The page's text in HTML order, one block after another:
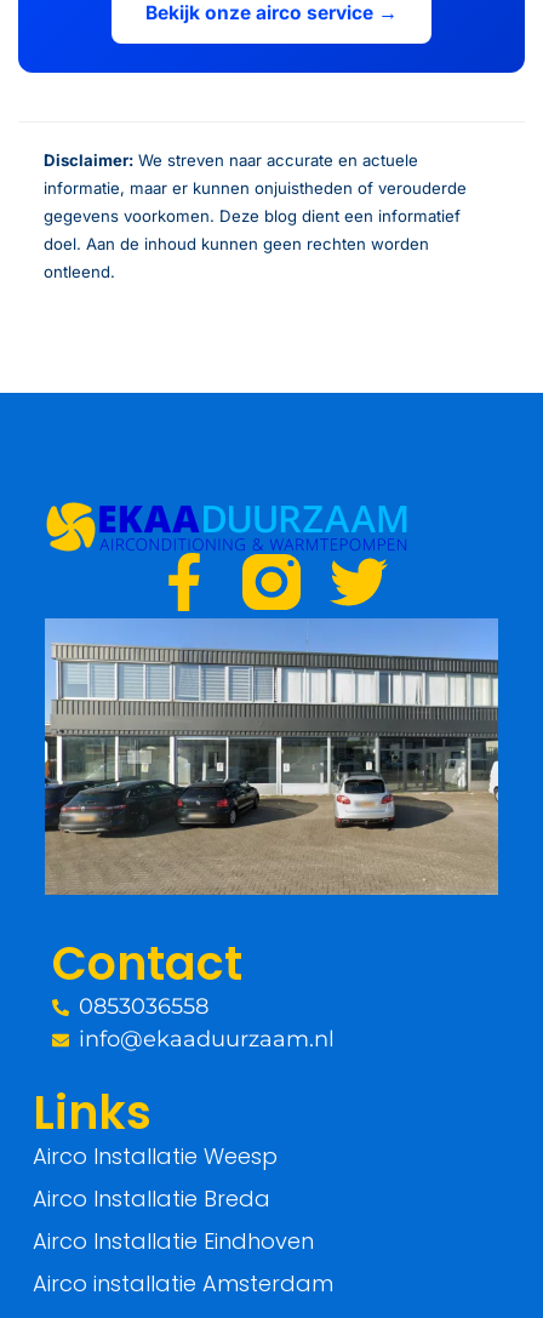
Bekijk onze airco service →
Disclaimer: We streven naar accurate en actuele
informatie, maar er kunnen onjuistheden of verouderde
gegevens voorkomen. Deze blog dient een informatief
doel. Aan de inhoud kunnen geen rechten worden
ontleend.
F
a
c
e
b
o
k
-
T
w
i
t
t
e
Contact
0853036558
info@ekaaduurzaam.nl
Links
Airco Installatie Weesp
Airco Installatie Breda
Airco Installatie Eindhoven
Airco installatie Amsterdam